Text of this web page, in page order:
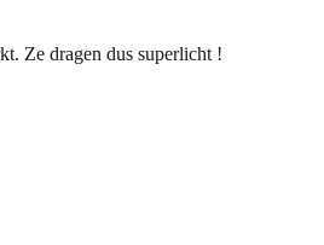
Ze dragen dus superlicht !